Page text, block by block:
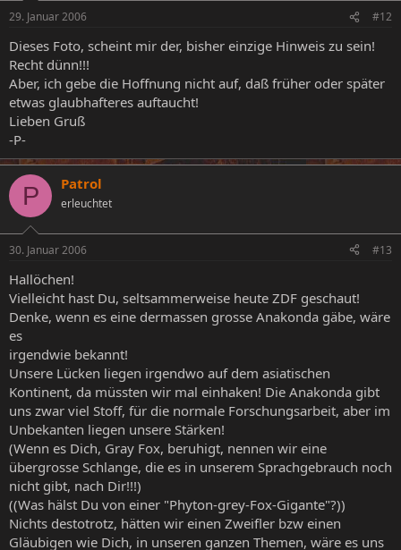
29. Januar 2006 #12
Dieses Foto, scheint mir der, bisher einzige Hinweis zu sein!
Recht dünn!!!
Aber, ich gebe die Hoffnung nicht auf, daß früher oder später
etwas glaubhafteres auftaucht!
Lieben Gruß
-P-
P Patrol
erleuchtet
30. Januar 2006 #13
Hallöchen!
Vielleicht hast Du, seltsammerweise heute ZDF geschaut!
Denke, wenn es eine dermassen grosse Anakonda gäbe, wäre
es
irgendwie bekannt!
Unsere Lücken liegen irgendwo auf dem asiatischen
Kontinent, da müssten wir mal einhaken! Die Anakonda gibt
uns zwar viel Stoff, für die normale Forschungsarbeit, aber im
Unbekanten liegen unsere Stärken!
(Wenn es Dich, Gray Fox, beruhigt, nennen wir eine
übergrosse Schlange, die es in unserem Sprachgebrauch noch
nicht gibt, nach Dir!!!)
((Was hälst Du von einer "Phyton-grey-Fox-Gigante"?))
Nichts destotrotz, hätten wir einen Zweifler bzw einen
Gläubigen wie Dich, in unseren ganzen Themen, wäre es uns